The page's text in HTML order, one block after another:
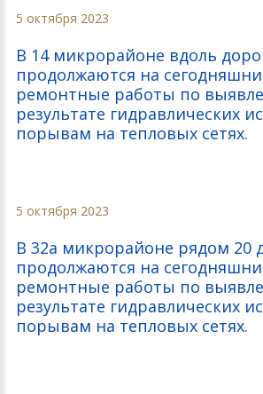
5 октября 2023
В 14 микрорайоне вдоль
продолжаются на
ремонтные работы по
результате гидравлических
порывам на тепловых сетях.
5 октября 2023
В 32а микрорайоне рядом 20
продолжаются на
ремонтные работы по
результате гидравлических
порывам на тепловых сетях.